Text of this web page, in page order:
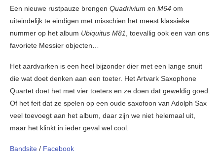
Een nieuwe rustpauze brengen Quadrivium en M64 om
uiteindelijk te eindigen met misschien het meest klassieke
nummer op het album Ubiquitus M81, toevallig ook een van ons
favoriete Messier objecten…
Het aardvarken is een heel bijzonder dier met een lange snuit
die wat doet denken aan een toeter. Het Artvark Saxophone
Quartet doet het met vier toeters en ze doen dat geweldig goed.
Of het feit dat ze spelen op een oude saxofoon van Adolph Sax
veel toevoegt aan het album, daar zijn we niet helemaal uit,
maar het klinkt in ieder geval wel cool.
Bandsite / Facebook